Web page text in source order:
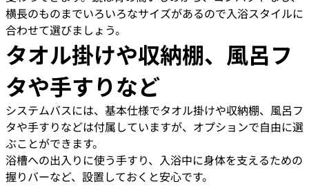
横長のものまでいろいろなサイズがあるので入浴スタイルに
合わせて選びましょう。
タオル掛けや収納棚、風呂フ
タや手すりなど
システムバスには、基本仕様でタオル掛けや収納棚、風呂フ
タや手すりなどは付属していますが、オプションで自由に選
ぶことができます。
浴槽への出入りに使う手すり、入浴中に身体を支えるための
握りバーなど、設置しておくと安心です。